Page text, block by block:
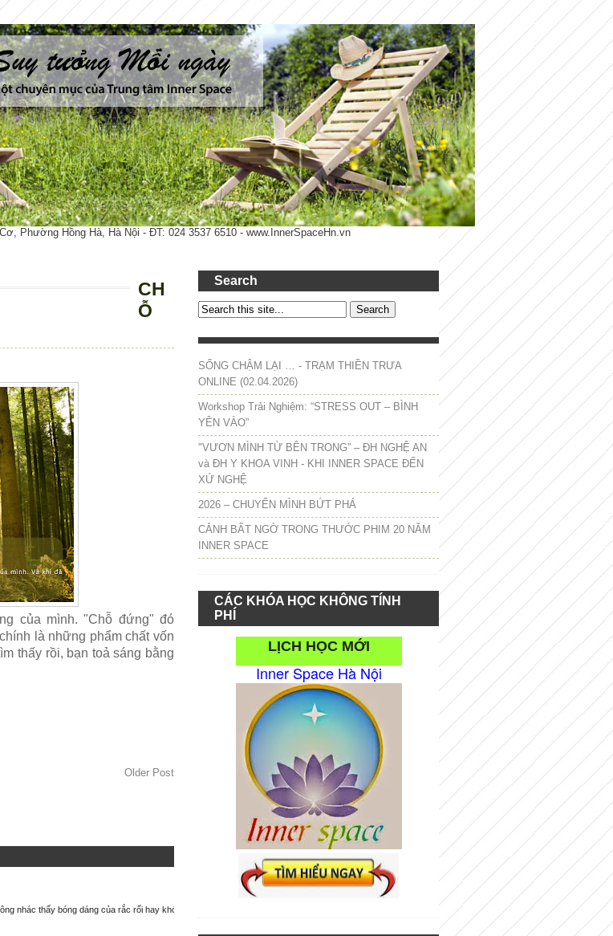
Phường Hồng Hà, Hà Nội - ĐT: 024 3537 6510 - www.InnerSpaceHn.vn
CH
Ỗ
của mình. "Chỗ đứng" đó
là những phẩm chất vốn
thấy rồi, bạn toả sáng bằng
Older Post
nhác thấy bóng dáng của rắc rối hay khó
Search
SỐNG CHẬM LẠI … - TRẠM THIỀN TRƯA
ONLINE (02.04.2026)
Workshop Trải Nghiệm: “STRESS OUT – BÌNH
YÊN VÀO”
"VƯƠN MÌNH TỪ BÊN TRONG” – ĐH NGHỆ AN
và ĐH Y KHOA VINH - KHI INNER SPACE ĐẾN
XỨ NGHỆ
2026 – CHUYỂN MÌNH BỨT PHÁ
CẢNH BẤT NGỜ TRONG THƯỚC PHIM 20 NĂM
INNER SPACE
CÁC KHÓA HỌC KHÔNG TÍNH
PHÍ
LỊCH HỌC MỚI
Inner Space Hà Nội